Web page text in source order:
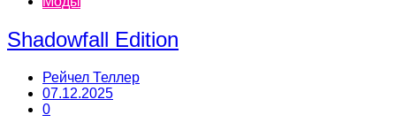
Shadowfall Edition
Рейчел Теллер
07.12.2025
0